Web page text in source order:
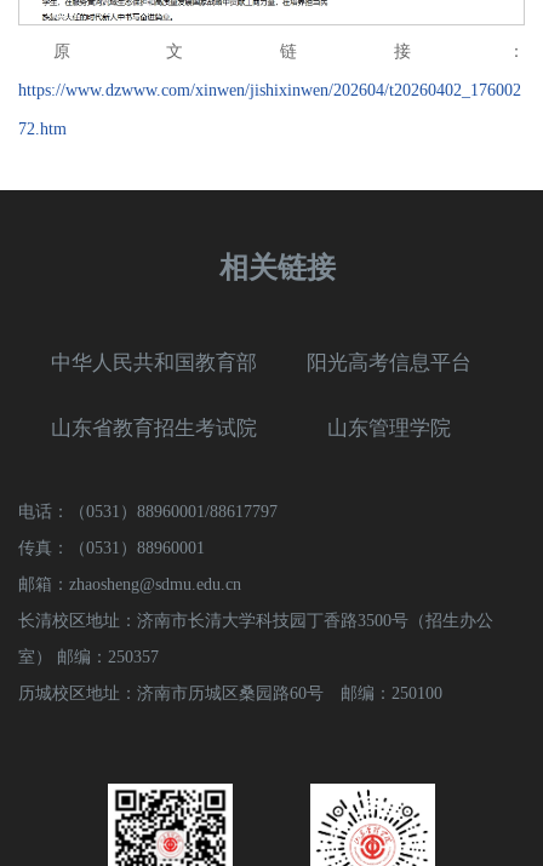
原文链接：
https://www.dzwww.com/xinwen/jishixinwen/202604/t20260402_176002
72.htm
相关链接
中华人民共和国教育部 阳光高考信息平台
山东省教育招生考试院 山东管理学院
电话：（0531）88960001/88617797
传真：（0531）88960001
邮箱：zhaosheng@sdmu.edu.cn
长清校区地址：济南市长清大学科技园丁香路3500号（招生办公
室） 邮编：250357
历城校区地址：济南市历城区桑园路60号 邮编：250100